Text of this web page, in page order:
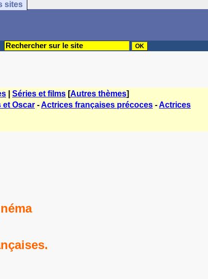
sites
Séries et films [Autres thèmes]
et Oscar -Actrices françaises précoces -Actrices